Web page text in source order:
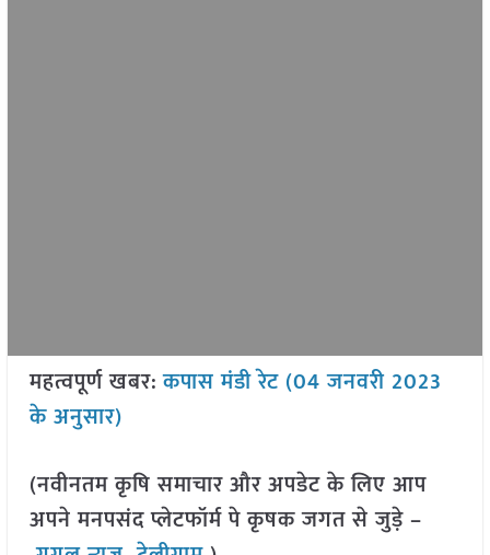
महत्वपूर्ण खबर:कपास मंडी रेट (04 जनवरी 2023
के अनुसार)
(नवीनतम कृषि समाचार और अपडेट के लिए आप
अपने मनपसंद प्लेटफॉर्म पे कृषक जगत से जुड़े –